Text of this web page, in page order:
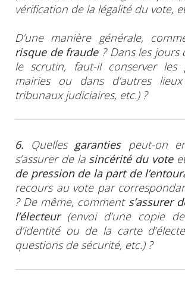
vérification de la légalité du vote,
D’une manière générale,
risque de fraude ? Dans les
le scrutin, faut-il conserver les
mairies ou dans d’autres lieux
tribunaux judiciaires, etc.) ?
6. Quelles garanties peut-on
s’assurer de la sincérité du vote
de pression de la part de
recours au vote par
? De même, comment s’assurer
l’électeur (envoi d’une copie
d’identité ou de la carte
questions de sécurité, etc.) ?